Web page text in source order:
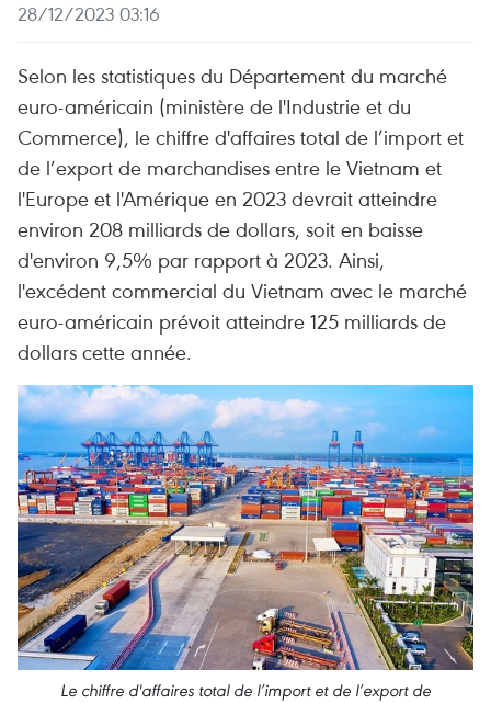
28/12/2023 03:16
Selon les statistiques du Département du marché
euro-américain (ministère de l'Industrie et du
Commerce), le chiffre d'affaires total de l’import et
de l’export de marchandises entre le Vietnam et
l'Europe et l'Amérique en 2023 devrait atteindre
environ 208 milliards de dollars, soit en baisse
d'environ 9,5% par rapport à 2023. Ainsi,
l'excédent commercial du Vietnam avec le marché
euro-américain prévoit atteindre 125 milliards de
dollars cette année.
Le chiffre d'affaires total de l’import et de l’export de